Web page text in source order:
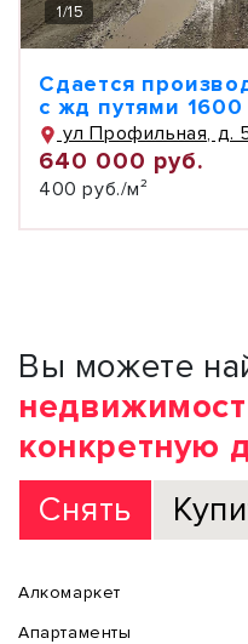
1/15
Сдается
с жд путями 1600
ул Профильная, д.
640 000 руб.
400 руб./м²
Вы можете
конкретную
Снять
Алкомаркет
Апартаменты